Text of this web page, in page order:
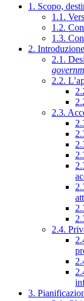
1. Scopo,
1.1.
1.2.
1.3.
2.
2.1.
2.2.
2.3.
2.4.
3.